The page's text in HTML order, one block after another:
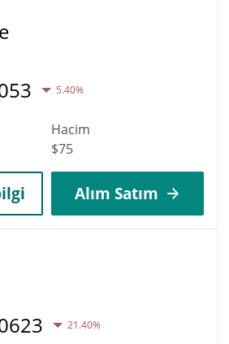
5.40%
Hacim
$75
Alım Satım
21.40%